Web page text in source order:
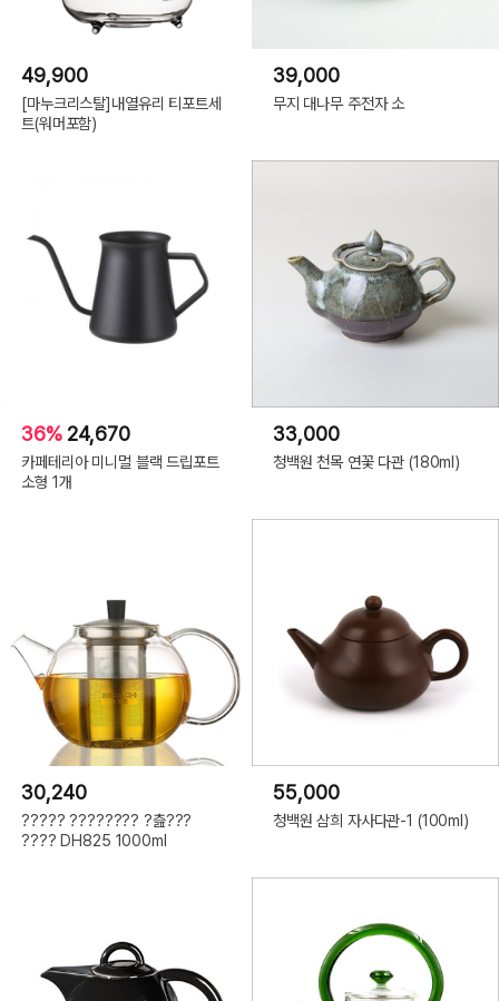
49,900
[마누크리스탈]내열유리 티포트세
트(워머포함)
39,000
무지 대나무 주전자 소
36% 24,670
카페테리아 미니멀 블랙 드립포트
소형 1개
33,000
청백원 천목 연꽃 다관 (180ml)
30,240
????? ???????? ?츮???
???? DH825 1000ml
55,000
청백원 삼희 자사다관-1 (100ml)